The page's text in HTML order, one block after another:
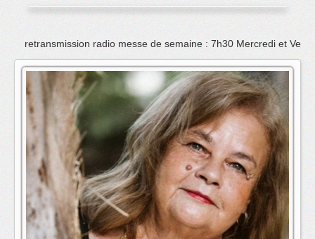
Accueil
Emissions
News
Vidéo
La radio
L'équipe
retransmission radio messe de semaine : 7h30 Mercredi et